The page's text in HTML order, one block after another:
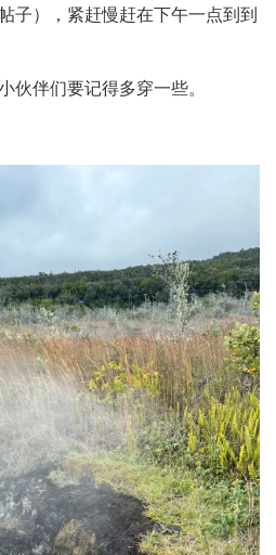
子），紧赶慢赶在下午一点到到
伙伴们要记得多穿一些。